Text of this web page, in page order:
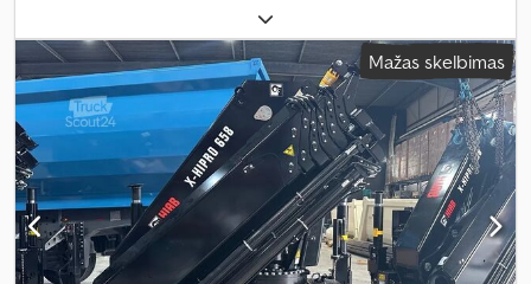
Mažas skelbimas